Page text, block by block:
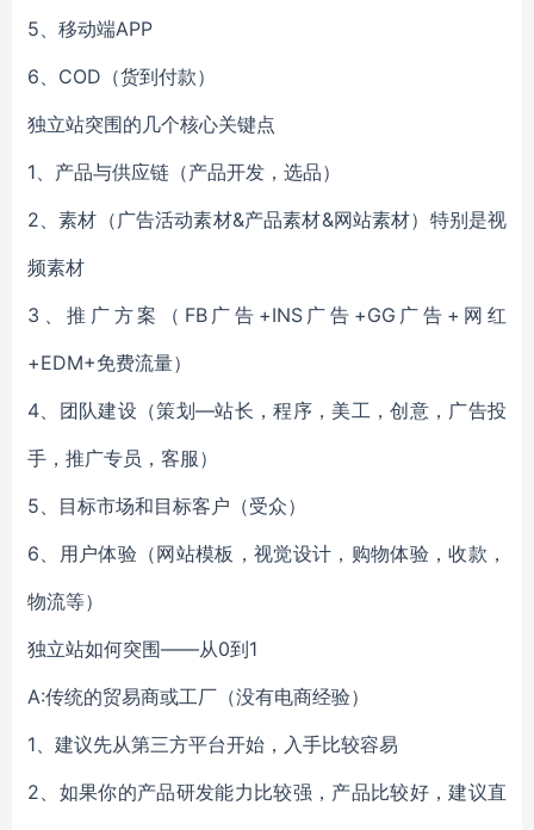
5、移动端APP
6、COD（货到付款）
独立站突围的几个核心关键点
1、产品与供应链（产品开发，选品）
2、素材（广告活动素材&产品素材&网站素材）特别是视
频素材
3、推广方案（FB广告+INS广告+GG广告+网红
+EDM+免费流量）
4、团队建设（策划—站长，程序，美工，创意，广告投
手，推广专员，客服）
5、目标市场和目标客户（受众）
6、用户体验（网站模板，视觉设计，购物体验，收款，
物流等）
独立站如何突围——从0到1
A:传统的贸易商或工厂（没有电商经验）
1、建议先从第三方平台开始，入手比较容易
2、如果你的产品研发能力比较强，产品比较好，建议直